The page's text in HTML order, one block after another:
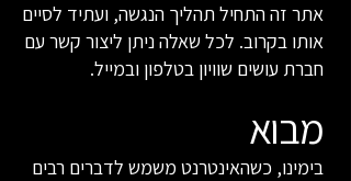
אתר זה התחיל תהליך הנגשה, ועתיד לסיים
אותו בקרוב. לכל שאלה ניתן ליצור קשר עם
חברת עושים שוויון בטלפון ובמייל.
מבוא
בימינו, כשהאינטרנט משמש לדברים רבים